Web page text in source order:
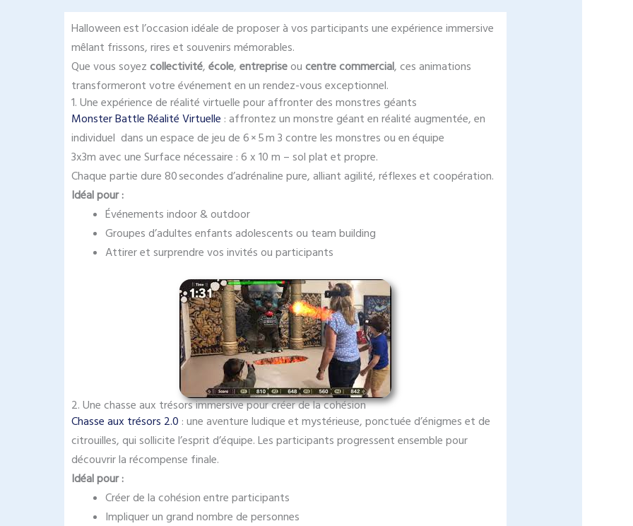
Halloween est l’occasion idéale de proposer à vos participants une expérience immersive
mêlant frissons, rires et souvenirs mémorables.
Que vous soyez collectivité, école, entrepriseou centre commercial, ces animations
transformeront votre événement en un rendez-vous exceptionnel.
1. Une expérience de réalité virtuelle pour affronter des monstres géants
Monster Battle Réalité Virtuelle : affrontez un monstre géant en réalité augmentée, en
individuel dans un espace de jeu de 6 × 5 m 3 contre les monstres ou en équipe
3x3m avec une Surface nécessaire : 6 x 10 m – sol plat et propre.
Chaque partie dure 80 secondes d’adrénaline pure, alliant agilité, réflexes et coopération.
Idéal pour :
Événements indoor & outdoor
Groupes d’adultes enfants adolescents ou team building
Attirer et surprendre vos invités ou participants
2. Une chasse aux trésors immersive pour créer de la cohésion
Chasse aux trésors 2.0 : une aventure ludique et mystérieuse, ponctuée d’énigmes et de
citrouilles, qui sollicite l’esprit d’équipe. Les participants progressent ensemble pour
découvrir la récompense finale.
Idéal pour :
Créer de la cohésion entre participants
Impliquer un grand nombre de personnes